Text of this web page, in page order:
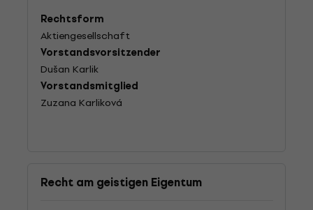
Rechtsform
Aktiengesellschaft
Vorstandsvorsitzender
Dušan Karlik
Vorstandsmitglied
Zuzana Karliková
Recht am geistigen Eigentum